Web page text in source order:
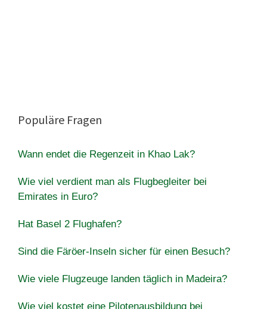
Populäre Fragen
Wann endet die Regenzeit in Khao Lak?
Wie viel verdient man als Flugbegleiter bei
Emirates in Euro?
Hat Basel 2 Flughafen?
Sind die Färöer-Inseln sicher für einen Besuch?
Wie viele Flugzeuge landen täglich in Madeira?
Wie viel kostet eine Pilotenausbildung bei